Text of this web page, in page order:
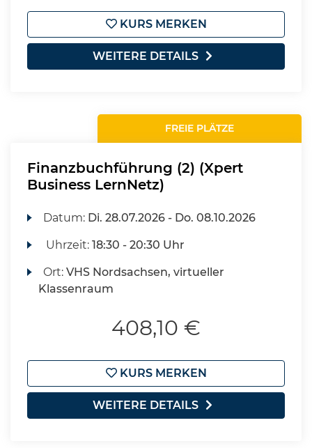
KURS MERKEN
WEITERE DETAILS
FREIE PLÄTZE
Finanzbuchführung (2) (Xpert
Business LernNetz)
Datum: Di. 28.07.2026 - Do. 08.10.2026
Uhrzeit:18:30 - 20:30 Uhr
Ort:VHS Nordsachsen, virtueller
Klassenraum
408,10 €
KURS MERKEN
WEITERE DETAILS